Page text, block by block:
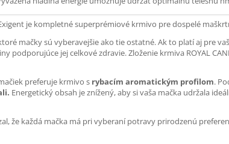
je kompletné superprémiové krmivo pre dospelé
mačky sú vyberavejšie ako tie ostatné. Ak to platí aj pre
podporujúce jej celkové zdravie. Zloženie krmiva ROYAL
preferuje krmivo s rybacím aromatickým profilom.
Energetický obsah je znížený, aby si vaša mačka udržala
že každá mačka má pri vyberaní potravy prirodzenú